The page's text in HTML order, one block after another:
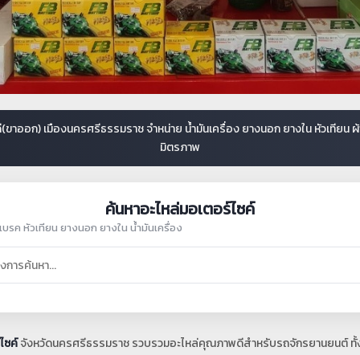
ออก) เมืองนครศรีธรรมราช จำหน่าย น้ำมันเครื่อง ยางนอก ยางใน หัวเทียน
มิตรภาพ
ค้นหาอะไหล่มอเตอร์ไซค์
ค หัวเทียน ยางนอก ยางใน น้ำมันเครื่อง
ซค์จังหวัดนครศรีธรรมราช รวบรวมอะไหล่คุณภาพดีสำหรับรถจักรยานยนต์ ทั้ง